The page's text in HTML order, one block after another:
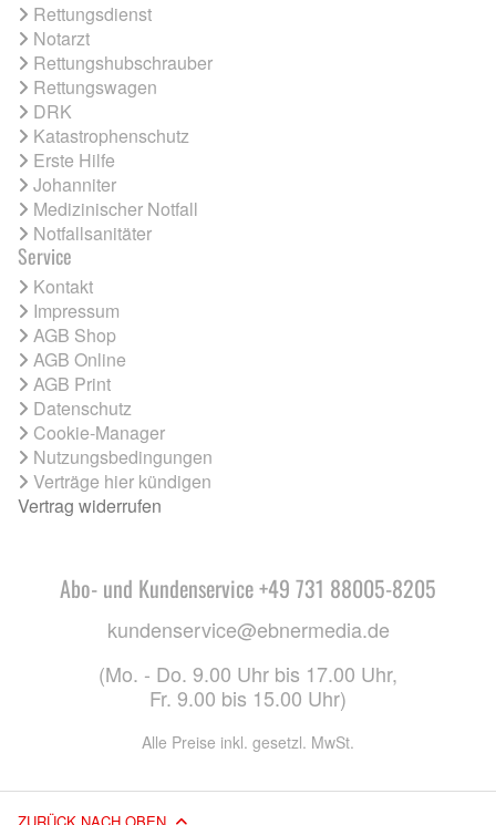
Rettungsdienst
Notarzt
Rettungshubschrauber
Rettungswagen
DRK
Katastrophenschutz
Erste Hilfe
Johanniter
Medizinischer Notfall
Notfallsanitäter
Service
Kontakt
Impressum
AGB Shop
AGB Online
AGB Print
Datenschutz
Cookie-Manager
Nutzungsbedingungen
Verträge hier kündigen
Vertrag widerrufen
Abo- und Kundenservice +49 731 88005-8205
kundenservice@ebnermedia.de
(Mo. - Do. 9.00 Uhr bis 17.00 Uhr,
Fr. 9.00 bis 15.00 Uhr)
Alle Preise inkl. gesetzl. MwSt.